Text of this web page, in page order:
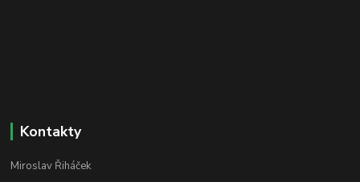
Kontakty
Miroslav Řiháček